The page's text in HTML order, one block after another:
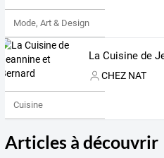
Mode, Art & Design
CHEZ NAT
Cuisine
Articles à découvrir